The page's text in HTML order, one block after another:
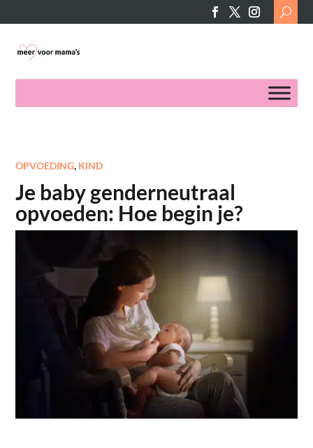
Search
for:
OPVOEDING, KIND
Je baby genderneutraal
opvoeden: Hoe begin je?